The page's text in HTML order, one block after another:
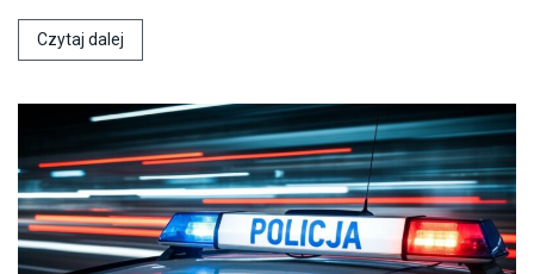
Czytaj dalej